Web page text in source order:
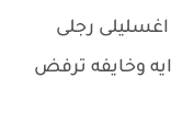
رجلى
وخايفه ترفض